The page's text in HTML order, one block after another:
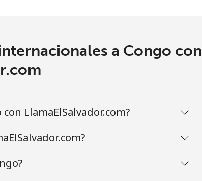
a Congo con
LlamaElSalvador.com?